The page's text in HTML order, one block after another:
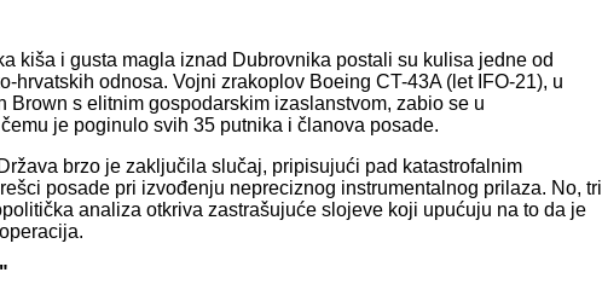
kiša i gusta magla iznad Dubrovnika postali su kulisa jedne od
hrvatskih odnosa. Vojni zrakoplov Boeing CT-43A (let IFO-21), u
s elitnim gospodarskim izaslanstvom, zabio se u
je poginulo svih 35 putnika i članova posade.
brzo je zaključila slučaj, pripisujući pad katastrofalnim
posade pri izvođenju nepreciznog instrumentalnog prilaza. No, tri
analiza otkriva zastrašujuće slojeve koji upućuju na to da je